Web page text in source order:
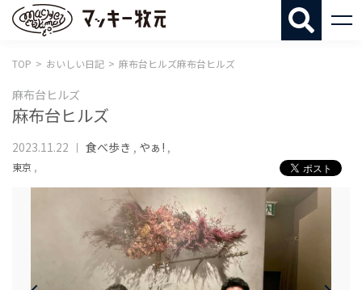
TOP おいしい日記 麻布台ヒルズ麻布台ヒルズ
麻布台ヒルズ
麻布台ヒルズ
2023.11.22 食べ歩き , やぁ! ,
東京 ,